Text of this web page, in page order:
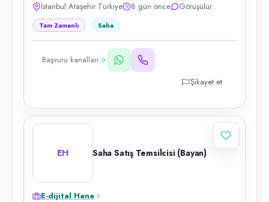
İstanbul Ataşehir Türkiye
8 gün önce Görüşülür
Tam Zamanlı Saha
Başvuru kanalları
Şikayet et
EH Saha Satış Temsilcisi (Bayan)
E-dijital Hane